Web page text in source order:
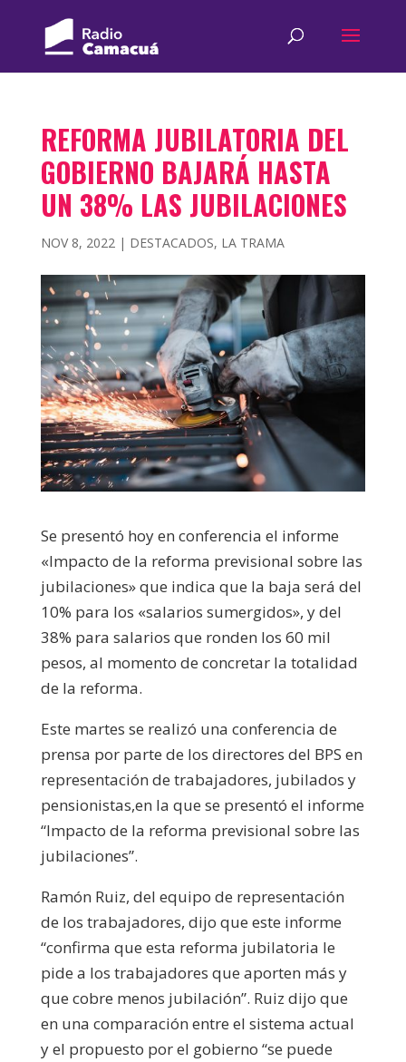
REFORMA JUBILATORIA DEL
GOBIERNO BAJARÁ HASTA
UN 38% LAS JUBILACIONES
NOV 8, 2022| DESTACADOS, LA TRAMA
Se presentó hoy en conferencia el informe
«Impacto de la reforma previsional sobre las
jubilaciones» que indica que la baja será del
10% para los «salarios sumergidos», y del
38% para salarios que ronden los 60 mil
pesos, al momento de concretar la totalidad
de la reforma.
Este martes se realizó una conferencia de
prensa por parte de los directores del BPS en
representación de trabajadores, jubilados y
pensionistas,en la que se presentó el informe
“Impacto de la reforma previsional sobre las
jubilaciones”.
Ramón Ruiz, del equipo de representación
de los trabajadores, dijo que este informe
“confirma que esta reforma jubilatoria le
pide a los trabajadores que aporten más y
que cobre menos jubilación”. Ruiz dijo que
en una comparación entre el sistema actual
y el propuesto por el gobierno “se puede